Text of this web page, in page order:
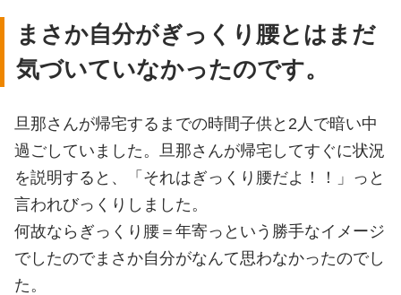
まさか自分がぎっくり腰とはまだ
気づいていなかったのです。
旦那さんが帰宅するまでの時間子供と2人で暗い中
過ごしていました。旦那さんが帰宅してすぐに状況
を説明すると、「それはぎっくり腰だよ！！」っと
言われびっくりしました。
何故ならぎっくり腰＝年寄っという勝手なイメージ
でしたのでまさか自分がなんて思わなかったのでし
た。